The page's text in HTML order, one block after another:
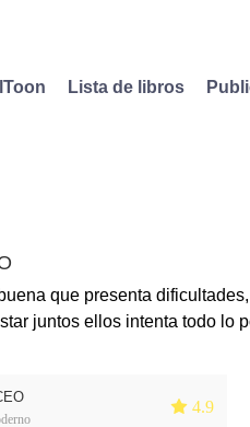
Lista de libros
que presenta
juntos ellos intenta todo lo
 4.9